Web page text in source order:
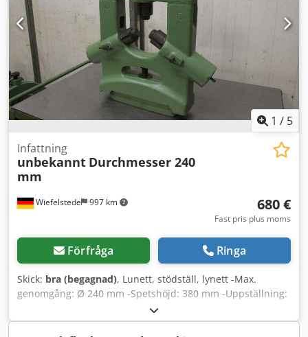
1 / 5
Wiefelstede 997 km
Infattning
unbekannt Durchmesser 240
mm
680 €
Fast pris plus moms
Förfråga Ringa
Skick: bra (begagnad), Lunett, stödställ, lynett -Max.
genomgång: Ø 240 mm -Spetshöjd: 380 mm -Uppställning:
Gråjärn -Teknisk ritning på bilderna -Mått: 700/160/H830
mm -Vikt: 120 kg Dedpfodcpixsx Agvekr